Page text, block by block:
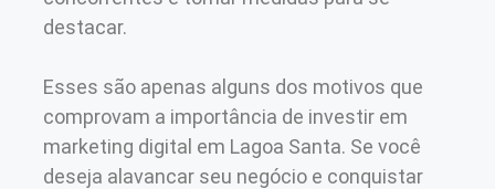
destacar.
Esses são apenas alguns dos motivos que
comprovam a importância de investir em
marketing digital em Lagoa Santa. Se você
deseja alavancar seu negócio e conquistar